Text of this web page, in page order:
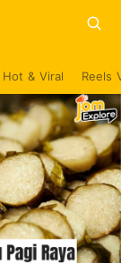
Hot & Viral Reels